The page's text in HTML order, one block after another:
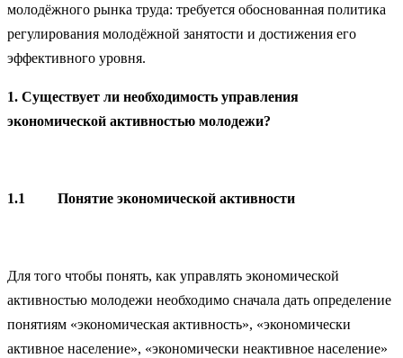
молодёжного рынка труда: требуется обоснованная политика
регулирования молодёжной занятости и достижения его
эффективного уровня.
1. Существует ли необходимость управления
экономической активностью молодежи?
1.1 Понятие экономической активности
Для того чтобы понять, как управлять экономической
активностью молодежи необходимо сначала дать определение
понятиям «экономическая активность», «экономически
активное население», «экономически неактивное население»